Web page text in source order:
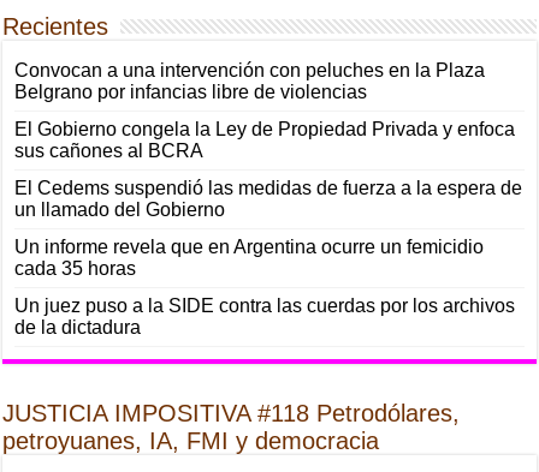
Recientes
Convocan a una intervención con peluches en la Plaza
Belgrano por infancias libre de violencias
El Gobierno congela la Ley de Propiedad Privada y enfoca
sus cañones al BCRA
El Cedems suspendió las medidas de fuerza a la espera de
un llamado del Gobierno
Un informe revela que en Argentina ocurre un femicidio
cada 35 horas
Un juez puso a la SIDE contra las cuerdas por los archivos
de la dictadura
JUSTICIA IMPOSITIVA #118 Petrodólares,
petroyuanes, IA, FMI y democracia